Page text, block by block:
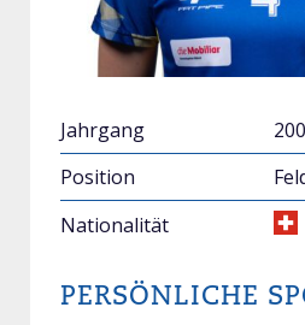
Jahrgang
Position
Nationalität
PERSÖNLICHE